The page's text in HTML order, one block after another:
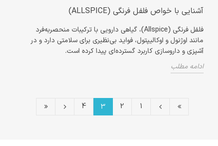
آشنایی با خواص فلفل فرنگی (ALLSPICE)
فلفل فرنگی (Allspice)، گیاهی دارویی با ترکیبات منحصربه‌فرد
مانند اوژنول و اوکالیپتول، فواید بی‌نظیری برای سلامتی دارد و در
آشپزی و داروسازی کاربرد گسترده‌ای پیدا کرده است.
ادامه مطلب
1
2
3
4